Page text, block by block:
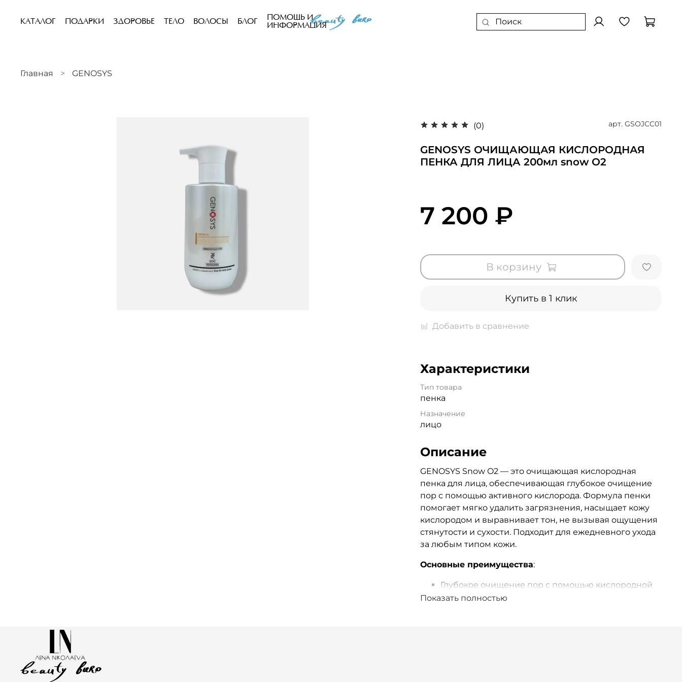
КАТАЛОГ ПОДАРКИ ЗДОРОВЬЕ ТЕЛО ВОЛОСЫ БЛОГ
ПОМОЩЬ И
ИНФОРМАЦИЯ
Главная GENOSYS
(0) арт. GSOJCC01
GENOSYS ОЧИЩАЮЩАЯ КИСЛОРОДНАЯ
ПЕНКА ДЛЯ ЛИЦА 200мл snow О2
7 200 ₽
В корзину
Купить в 1 клик
Добавить в сравнение
Характеристики
Тип товара
пенка
Назначение
лицо
Описание
GENOSYS Snow O2 — это очищающая кислородная
пенка для лица, обеспечивающая глубокое очищение
пор с помощью активного кислорода. Формула пенки
помогает мягко удалить загрязнения, насыщает кожу
кислородом и выравнивает тон, не вызывая ощущения
стянутости и сухости. Подходит для ежедневного ухода
за любым типом кожи.
Основные преимущества:
Глубокое очищение пор с помощью кислородной
пены;
Показать полностью